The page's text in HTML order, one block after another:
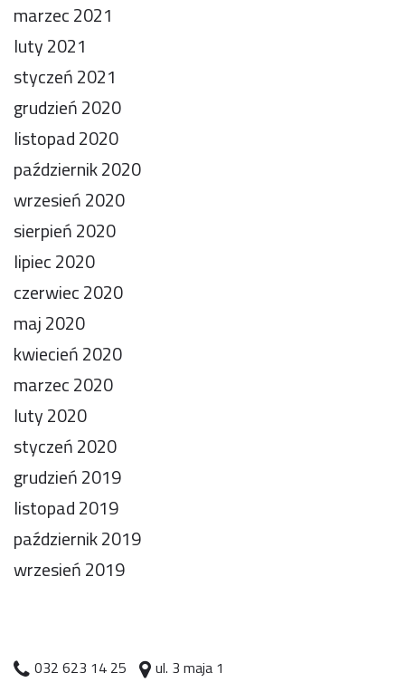
marzec 2021
luty 2021
styczeń 2021
grudzień 2020
listopad 2020
październik 2020
wrzesień 2020
sierpień 2020
lipiec 2020
czerwiec 2020
maj 2020
kwiecień 2020
marzec 2020
luty 2020
styczeń 2020
grudzień 2019
listopad 2019
październik 2019
wrzesień 2019
032 623 14 25
ul. 3 maja 1